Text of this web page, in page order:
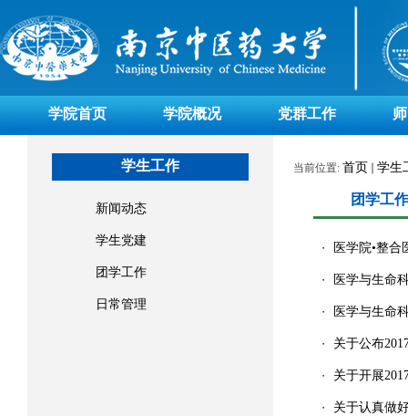
学院首页 学院概况 党群工作
学生工作
新闻动态
学生党建
团学工作
日常管理
当前位置: 首页 学生
团学工作
・ 医学院•整
・ 医学与生命
・ 医学与生命
・ 关于公布
・ 关于开展
・ 关于认真做